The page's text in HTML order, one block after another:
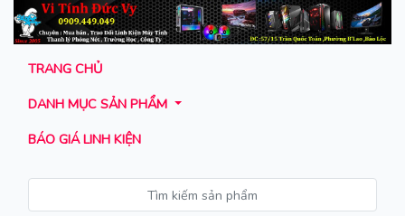
TRANG CHỦ
DANH MỤC SẢN PHẨM
BÁO GIÁ LINH KIỆN